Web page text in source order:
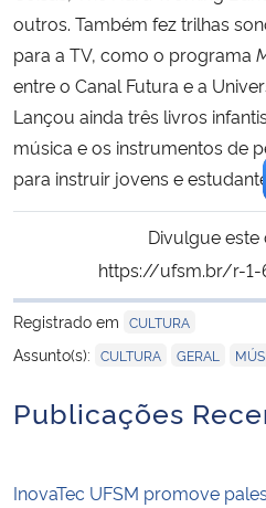
outros. Também fez trilhas
para a TV, como o programa
entre o Canal Futura e a
Lançou ainda três livros
música e os instrumentos de
para instruir jovens e
Divulgue este
https://ufsm.br/r-1-
Registrado em CULTURA
Assunto(s): CULTURA GERAL
Publicações
InovaTec UFSM promove